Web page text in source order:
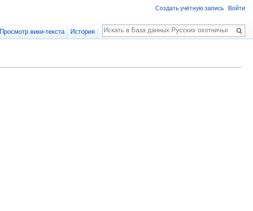
Создать учётную запись Войти
Просмотр вики-текста История
Поиск